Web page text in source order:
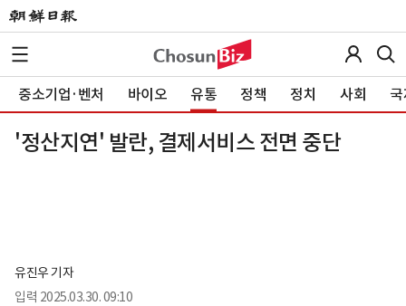
중소기업·벤처 바이오 유통 정책 정치 사회
'정산지연' 발란, 결제서비스 전면 중단
유진우 기자
입력 2025.03.30. 09:10